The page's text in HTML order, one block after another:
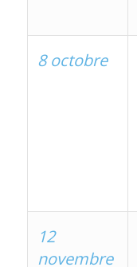
8 octobre
12
novembre